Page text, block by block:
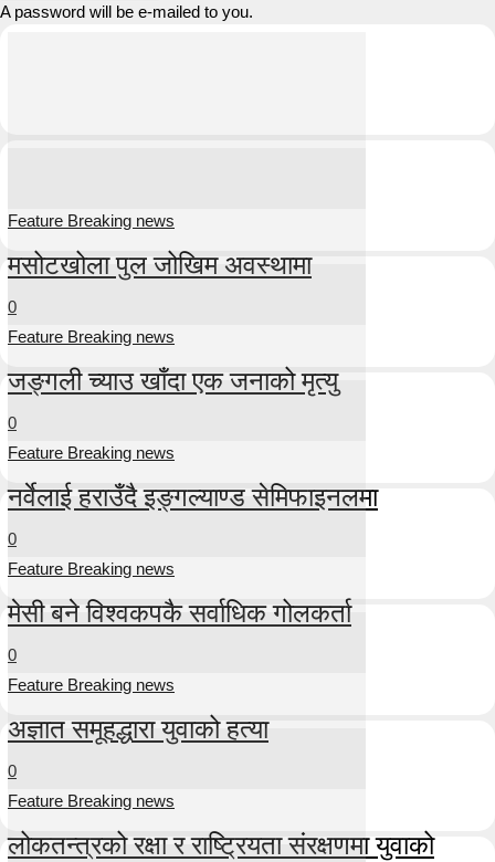
A password will be e-mailed to you.
Feature Breaking news
मसोटखोला पुल जोखिम अवस्थामा
0
Feature Breaking news
जङ्गली च्याउ खाँदा एक जनाको मृत्यु
0
Feature Breaking news
नर्वेलाई हराउँदै इङ्गल्याण्ड सेमिफाइनलमा
0
Feature Breaking news
मेसी बने विश्वकपकै सर्वाधिक गोलकर्ता
0
Feature Breaking news
अज्ञात समूहद्धारा युवाको हत्या
0
Feature Breaking news
लोकतन्त्रको रक्षा र राष्ट्रियता संरक्षणमा युवाको